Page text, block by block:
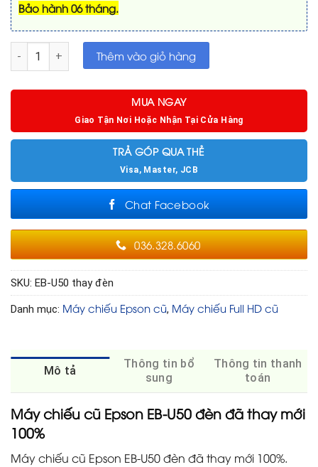
Bảo hành 06 tháng.
Máy chiếu cũ Epson EB-U50 đèn đã thay mới 100% số lượng
Thêm vào giỏ hàng
MUA NGAY
Giao Tận Nơi Hoặc Nhận Tại Cửa Hàng
TRẢ GÓP QUA THẺ
Visa, Master, JCB
Chat Facebook
036.328.6060
SKU: EB-U50 thay đèn
Danh mục: Máy chiếu Epson cũ, Máy chiếu Full HD cũ
Mô tả
Thông tin bổ
sung
Thông tin thanh
toán
Máy chiếu cũ Epson EB-U50 đèn đã thay mới
100%
Máy chiếu cũ Epson EB-U50 đèn đã thay mới 100%.